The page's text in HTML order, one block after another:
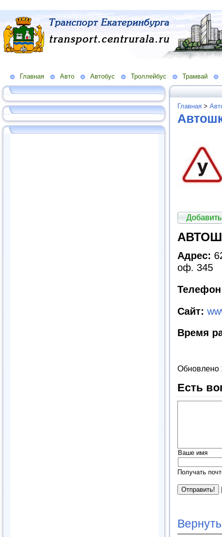
Главная Авто Автобус Троллейбус Трамвай
Главная >
Адрес:
оф. 345
Сайт:
Время
Обновлено
Есть
Ваше имя
Получать